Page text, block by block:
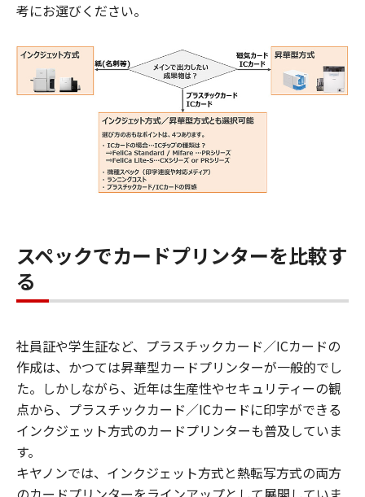
考にお選びください。
スペックでカードプリンターを比較す
る
社員証や学生証など、プラスチックカード／ICカードの
作成は、かつては昇華型カードプリンターが一般的でし
た。しかしながら、近年は生産性やセキュリティーの観
点から、プラスチックカード／ICカードに印字ができる
インクジェット方式のカードプリンターも普及していま
す。
キヤノンでは、インクジェット方式と熱転写方式の両方